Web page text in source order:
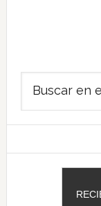
Barra
lateral
principal